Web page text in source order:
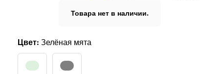
Товара нет в наличии.
Цвет: Зелёная мята